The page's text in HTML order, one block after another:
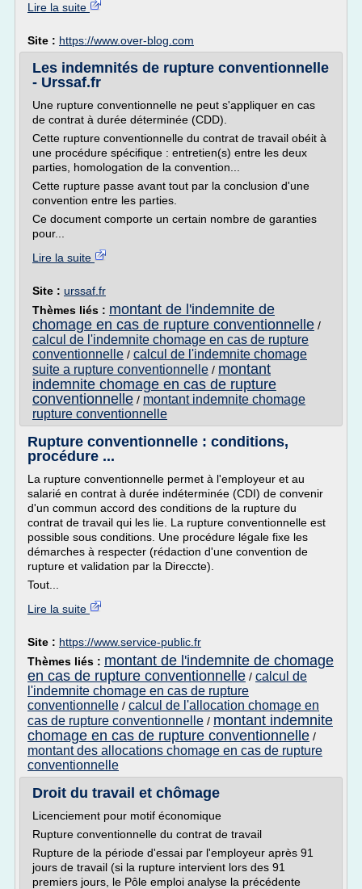
Lire la suite
Site : https://www.over-blog.com
Les indemnités de rupture conventionnelle
- Urssaf.fr
Une rupture conventionnelle ne peut s'appliquer en cas
de contrat à durée déterminée (CDD).
Cette rupture conventionnelle du contrat de travail obéit à
une procédure spécifique : entretien(s) entre les deux
parties, homologation de la convention...
Cette rupture passe avant tout par la conclusion d'une
convention entre les parties.
Ce document comporte un certain nombre de garanties
pour...
Lire la suite
Site : urssaf.fr
Thèmes liés : montant de l'indemnite de
chomage en cas de rupture conventionnelle /
calcul de l'indemnite chomage en cas de rupture
conventionnelle / calcul de l'indemnite chomage
suite a rupture conventionnelle / montant
indemnite chomage en cas de rupture
conventionnelle / montant indemnite chomage
rupture conventionnelle
Rupture conventionnelle : conditions,
procédure ...
La rupture conventionnelle permet à l'employeur et au
salarié en contrat à durée indéterminée (CDI) de convenir
d'un commun accord des conditions de la rupture du
contrat de travail qui les lie. La rupture conventionnelle est
possible sous conditions. Une procédure légale fixe les
démarches à respecter (rédaction d'une convention de
rupture et validation par la Direccte).
Tout...
Lire la suite
Site : https://www.service-public.fr
Thèmes liés : montant de l'indemnite de chomage
en cas de rupture conventionnelle / calcul de
l'indemnite chomage en cas de rupture
conventionnelle / calcul de l'allocation chomage en
cas de rupture conventionnelle / montant indemnite
chomage en cas de rupture conventionnelle /
montant des allocations chomage en cas de rupture
conventionnelle
Droit du travail et chômage
Licenciement pour motif économique
Rupture conventionnelle du contrat de travail
Rupture de la période d'essai par l'employeur après 91
jours de travail (si la rupture intervient lors des 91
premiers jours, le Pôle emploi analyse la précédente